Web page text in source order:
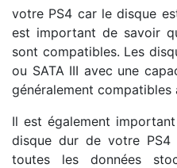
votre PS4 car le disque
est important de savoir
sont compatibles. Les
ou SATA III avec une
généralement compatibles
Il est également
disque dur de votre
toutes les données